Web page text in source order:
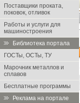
Поставщики проката,
поковок, отливок
Работы и услуги для
машиностроения
Библиотека портала
ГОСТы, ОСТы, ТУ
Марочник металлов и
сплавов
Бесплатные программы
Реклама на портале